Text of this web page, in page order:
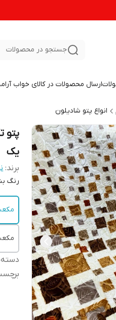
جستجو در محصولات
ارسال محصولات در کالای خواب
انواع پتو شادیلون
پتو
یک
برند:
رنگ